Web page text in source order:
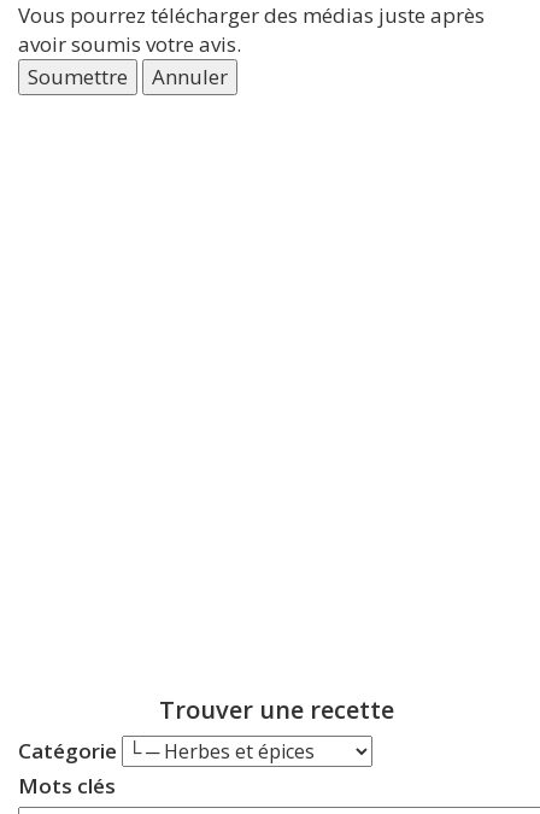
Vous pourrez télécharger des médias juste après
avoir soumis votre avis.
Soumettre
Annuler
Trouver une recette
Catégorie
Mots clés